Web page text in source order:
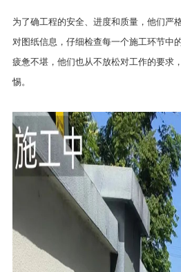
为了确工程的安全、进度和质量，他们严
对图纸信息，仔细检查每一个施工环节中
疲惫不堪，他们也从不放松对工作的要求
惕。